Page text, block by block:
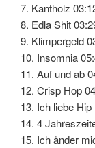
7. Kantholz
8. Edla Shit
9. Klimpergeld
10. Insomnia
11. Auf und ab
12. Crisp Hop
13. Ich liebe
14. 4
15. Ich änder